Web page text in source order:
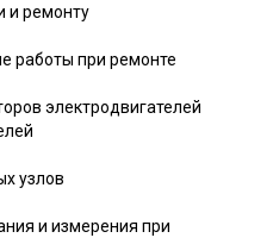
и ремонту
работы при ремонте
электродвигателей
узлов
и измерения при